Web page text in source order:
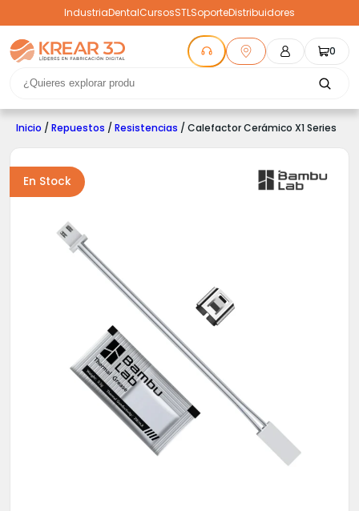
IndustriaDentalCursosSTLSoporteDistribuidores
0
Inicio / Repuestos / Resistencias / Calefactor Cerámico X1 Series
En Stock